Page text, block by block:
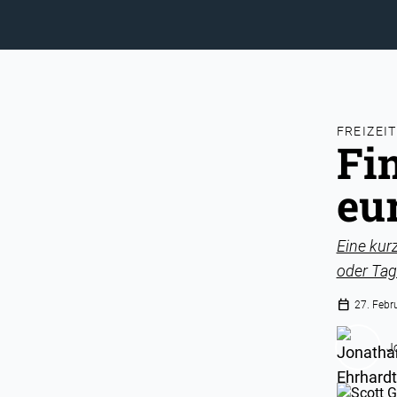
Eine
oder
calendar_today 27.